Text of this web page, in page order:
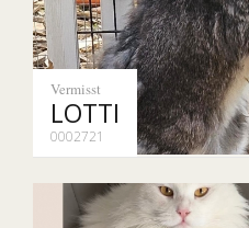
Vermisst
LOTTI
0002721